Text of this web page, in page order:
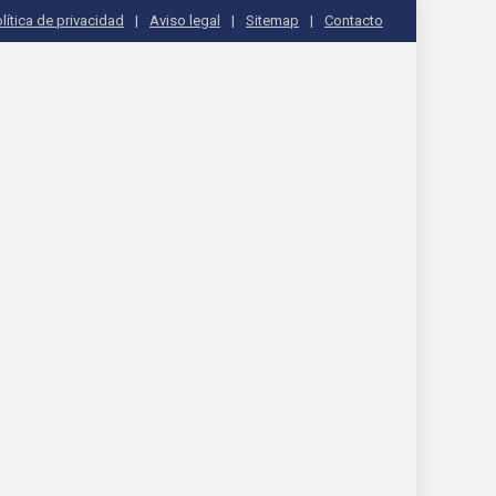
de privacidad Aviso legal Sitemap Contacto